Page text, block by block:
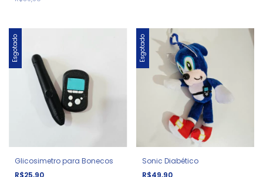
Esgotado
Glicosimetro para Bonecos
R$25,90
Esgotado
Sonic Diabético
R$49,90